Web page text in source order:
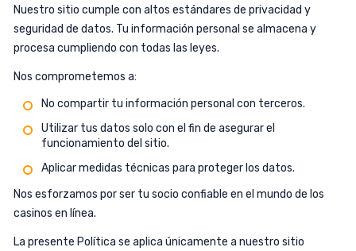
Nuestro sitio cumple con altos estándares de privacidad y
seguridad de datos. Tu información personal se almacena y
procesa cumpliendo con todas las leyes.
Nos comprometemos a:
No compartir tu información personal con terceros.
Utilizar tus datos solo con el fin de asegurar el
funcionamiento del sitio.
Aplicar medidas técnicas para proteger los datos.
Nos esforzamos por ser tu socio confiable en el mundo de los
casinos en línea.
La presente Política se aplica únicamente a nuestro sitio